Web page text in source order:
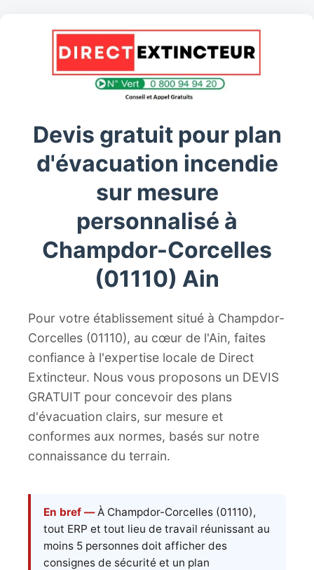
Devis gratuit pour plan
d'évacuation incendie
sur mesure
personnalisé à
Champdor-Corcelles
(01110) Ain
Pour votre établissement situé à Champdor-
Corcelles (01110), au cœur de l'Ain, faites
confiance à l'expertise locale de Direct
Extincteur. Nous vous proposons un DEVIS
GRATUIT pour concevoir des plans
d'évacuation clairs, sur mesure et
conformes aux normes, basés sur notre
connaissance du terrain.
En bref —À Champdor-Corcelles (01110),
tout ERP et tout lieu de travail réunissant au
moins 5 personnes doit afficher des
consignes de sécurité et un plan